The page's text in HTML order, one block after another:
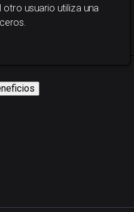
usuario utiliza una